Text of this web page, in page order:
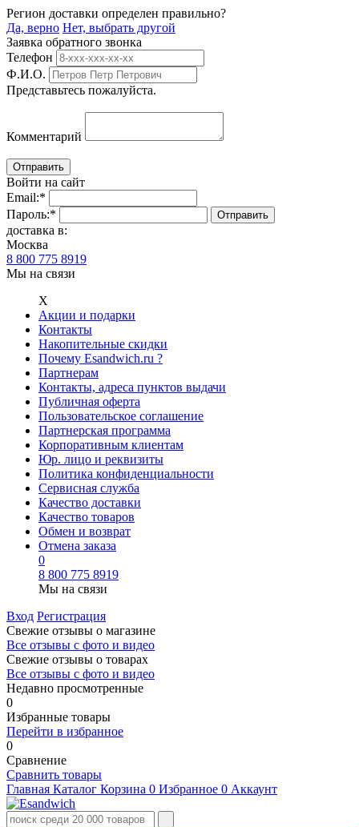
Регион доставки определен правильно?
Да, верно Нет, выбрать другой
Заявка обратного звонка
Телефон
Ф.И.О.
Представьтесь пожалуйста.
Комментарий
Войти на сайт
Email:*
Пароль:*
доставка в:
Москва
8 800 775 8919
Мы на связи
Х
Акции и подарки
Контакты
Накопительные скидки
Почему Esandwich.ru ?
Партнерам
Контакты, адреса пунктов выдачи
Публичная оферта
Пользовательское соглашение
Партнерская программа
Корпоративным клиентам
Юр. лицо и реквизиты
Политика конфиденциальности
Сервисная служба
Качество доставки
Качество товаров
Обмен и возврат
Отмена заказа
0
8 800 775 8919
Мы на связи
Вход Регистрация
Свежие отзывы о магазине
Все отзывы с фото и видео
Свежие отзывы о товарах
Все отзывы c фото и видео
Недавно просмотренные
0
Избранные товары
Перейти в избранное
0
Сравнение
Сравнить товары
Главная Каталог Корзина 0 Избранное 0 Аккаунт